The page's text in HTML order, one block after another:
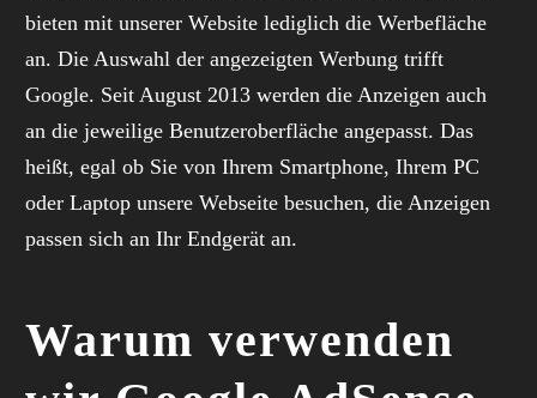
bieten mit unserer Website lediglich die Werbefläche
an. Die Auswahl der angezeigten Werbung trifft
Google. Seit August 2013 werden die Anzeigen auch
an die jeweilige Benutzeroberfläche angepasst. Das
heißt, egal ob Sie von Ihrem Smartphone, Ihrem PC
oder Laptop unsere Webseite besuchen, die Anzeigen
passen sich an Ihr Endgerät an.
Warum verwenden